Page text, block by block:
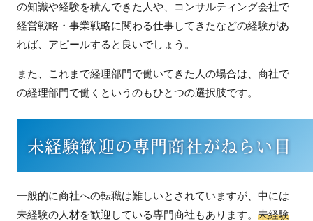
の知識や経験を積んできた人や、コンサルティング会社で
経営戦略・事業戦略に関わる仕事してきたなどの経験があ
れば、アピールすると良いでしょう。
また、これまで経理部門で働いてきた人の場合は、商社で
の経理部門で働くというのもひとつの選択肢です。
未経験歓迎の専門商社がねらい目
一般的に商社への転職は難しいとされていますが、中には
未経験の人材を歓迎している専門商社もあります。 未経験